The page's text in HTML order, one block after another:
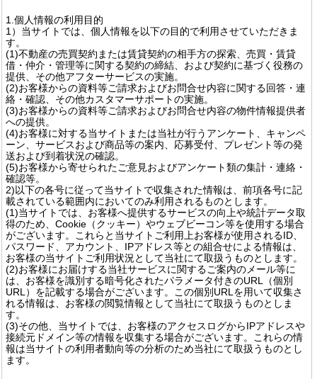
1.個人情報の利用目的
1）当サイトでは、個人情報を以下の目的で利用させていただきま
す。
(1)不動産の売買契約または賃貸契約の相手方の探索、売買・賃貸
借・仲介・管理等に関する契約の締結、および契約に基づく役務の
提供、その他アフターサービスの実施。
(2)お客様からの資料等ご請求およびお問合せ内容に関する回答・連
絡・確認、その他カスタマーサポートの実施。
(3)お客様からの資料等ご請求およびお問合せ内容の物件情報提供者
への提供。
(4)お客様に対する当サイトまたは当社が行うアンケート、キャンペ
ーン、サービスおよび商品等の案内、応募受付、プレゼント等の発
送および到着状況の確認。
(5)お客様から寄せられたご意見およびアンケート類の集計・連絡・
確認等。
2)以下の各号に従って当サイトで収集された情報は、前項各号に記
載されている範囲内においてのみ利用されるものとします。
(1)当サイトでは、お客様へ提供するサービスの向上や統計データ取
得のため、Cookie（クッキー）やウェブビーコン等を使用する場合
がございます。これらと当サイトご利用上お客様が使用されるID、
パスワード、アカウント、IPアドレス等との組合せによる情報は、
お客様の当サイトご利用状況として当社にて取扱うものとします。
(2)お客様にお届けする当社サービスに関するご案内のメール等に
は、お客様を識別する暗号化されたパラメータ付きのURL（個別
URL）を記載する場合がございます。この個別URLを用いて収集さ
れる情報は、お客様の閲覧情報として当社にて取扱うものとしま
す。
(3)その他、当サイトでは、お客様のアクセスログからIPアドレスや
接続元ドメイン等の情報を収集する場合がございます。これらの情
報は当サイトの利用者動向等の分析のため当社にて取扱うものとし
ます。